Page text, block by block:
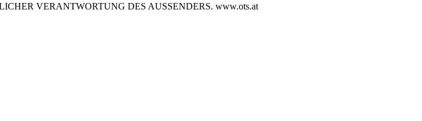
VERANTWORTUNG DES AUSSENDERS. www.ots.at